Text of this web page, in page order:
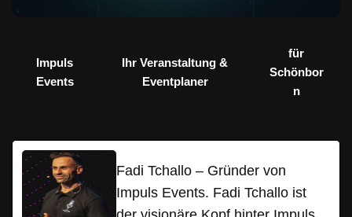
Impuls
Events
Ihr Veranstaltung &
Eventplaner
für
Schönbor
n
Fadi Tchallo – Gründer von
Impuls Events. Fadi Tchallo ist